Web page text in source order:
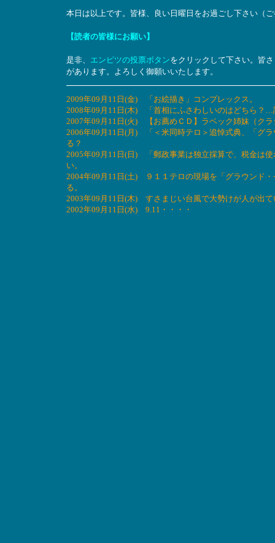
本日は以上です。皆様、良い日曜日をお過ごし下さい（
【読者の皆様にお願い】
是非、 エンピツの投票ボタンをクリックして下さい。皆
があります。よろしく御願いいたします。
2009年09月11日(金) 「お絵描き」コンプレックス。
2008年09月11日(木) 「首相にふさわしいのはどちら？
2007年09月11日(火) 【お薦めＣＤ】ラベック姉妹（ク
2006年09月11日(月) 「＜米同時テロ＞追悼式典、「グ
る？
2005年09月11日(日) 「郵政事業は独立採算で、税金は
い。
2004年09月11日(土) ９１１テロの現場を「グラウンド
る。
2003年09月11日(木) すさまじい台風で大勢けが人が出
2002年09月11日(水) 9.11・・・・